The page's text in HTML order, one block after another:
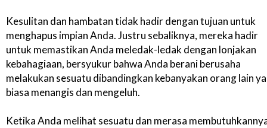
Kesulitan dan hambatan tidak hadir dengan tujuan untuk
menghapus impian Anda. Justru sebaliknya, mereka hadir
untuk memastikan Anda meledak-ledak dengan lonjakan
kebahagiaan, bersyukur bahwa Anda berani berusaha
melakukan sesuatu dibandingkan kebanyakan orang lain
biasa menangis dan mengeluh.
Ketika Anda melihat sesuatu dan merasa